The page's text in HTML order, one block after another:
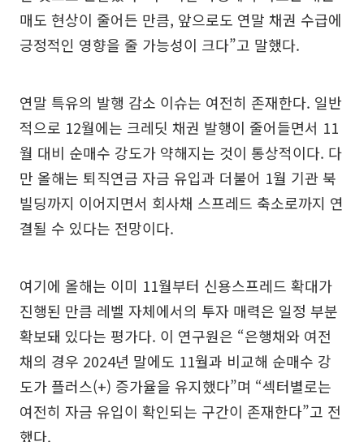
매도 현상이 줄어든 만큼, 앞으로도 연말 채권 수급에
긍정적인 영향을 줄 가능성이 크다”고 말했다.
연말 특유의 발행 감소 이슈는 여전히 존재한다. 일반
적으로 12월에는 크레딧 채권 발행이 줄어들면서 11
월 대비 순매수 강도가 약해지는 것이 통상적이다. 다
만 올해는 퇴직연금 자금 유입과 더불어 1월 기관 북
빌딩까지 이어지면서 회사채 스프레드 축소로까지 연
결될 수 있다는 전망이다.
여기에 올해는 이미 11월부터 신용스프레드 확대가
진행된 만큼 레벨 자체에서의 투자 매력은 일정 부분
확보돼 있다는 평가다. 이 연구원은 “은행채와 여전
채의 경우 2024년 말에도 11월과 비교해 순매수 강
도가 플러스(+) 증가율을 유지했다”며 “섹터별로는
여전히 자금 유입이 확인되는 구간이 존재한다”고 전
했다.